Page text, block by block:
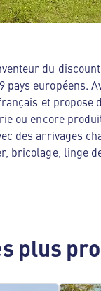
du
pays européens.
et
ou encore
des arrivages
bricolage, linge
plus